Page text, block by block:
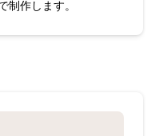
制作します。